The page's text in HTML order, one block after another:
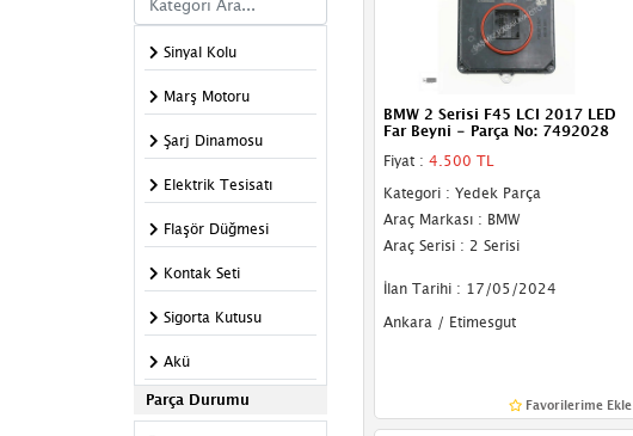
Sinyal Kolu
Marş Motoru
Şarj Dinamosu
Elektrik Tesisatı
Flaşör Düğmesi
Kontak Seti
Sigorta Kutusu
Akü
Anten
Parça Durumu
BMW 2 Serisi F45 LCI 2017 LED
Far Beyni - Parça No: 7492028
Fiyat : 4.500 TL
Kategori : Yedek Parça
Araç Markası : BMW
Araç Serisi : 2 Serisi
İlan Tarihi : 17/05/2024
Ankara / Etimesgut
Favorilerime Ekle